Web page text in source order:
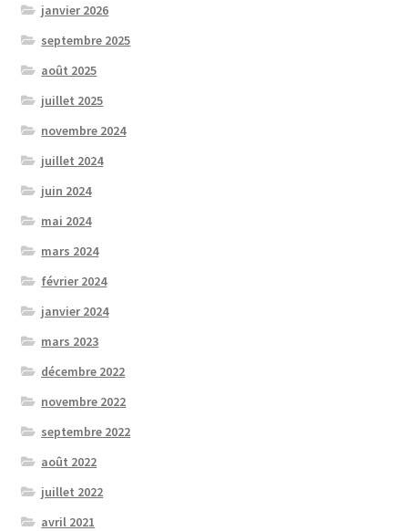
janvier 2026
septembre 2025
août 2025
juillet 2025
novembre 2024
juillet 2024
juin 2024
mai 2024
mars 2024
février 2024
janvier 2024
mars 2023
décembre 2022
novembre 2022
septembre 2022
août 2022
juillet 2022
avril 2021